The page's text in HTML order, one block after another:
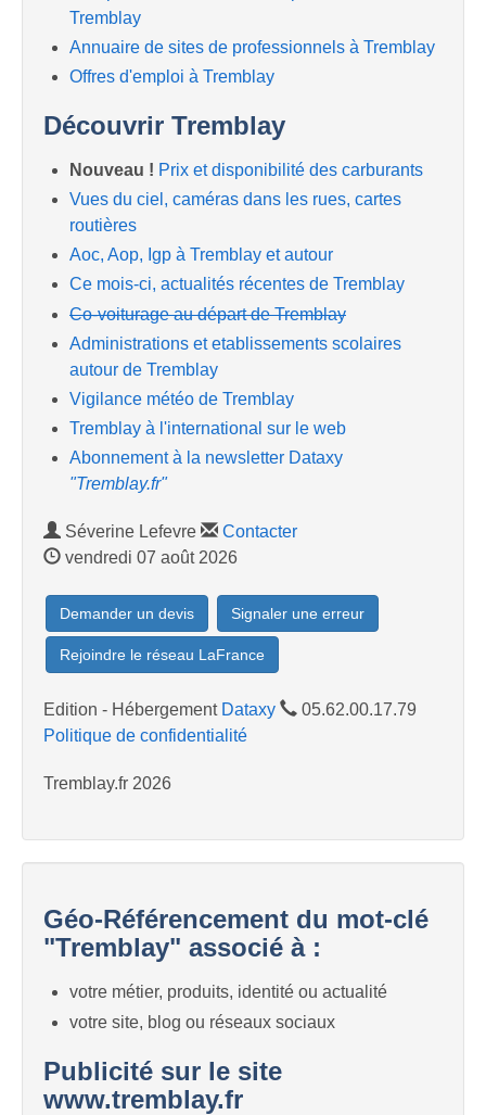
Tremblay
Annuaire de sites de professionnels à Tremblay
Offres d'emploi à Tremblay
Découvrir Tremblay
Nouveau ! Prix et disponibilité des carburants
Vues du ciel, caméras dans les rues, cartes
routières
Aoc, Aop, Igp à Tremblay et autour
Ce mois-ci, actualités récentes de Tremblay
Co-voiturage au départ de Tremblay
Administrations et etablissements scolaires
autour de Tremblay
Vigilance météo de Tremblay
Tremblay à l'international sur le web
Abonnement à la newsletter Dataxy
"Tremblay.fr"
Séverine Lefevre
Contacter
vendredi 07 août 2026
Demander un devis Signaler une erreur
Rejoindre le réseau LaFrance
Edition - Hébergement Dataxy
05.62.00.17.79
Politique de confidentialité
Tremblay.fr 2026
Géo-Référencement du mot-clé
"Tremblay" associé à :
votre métier, produits, identité ou actualité
votre site, blog ou réseaux sociaux
Publicité sur le site
www.tremblay.fr